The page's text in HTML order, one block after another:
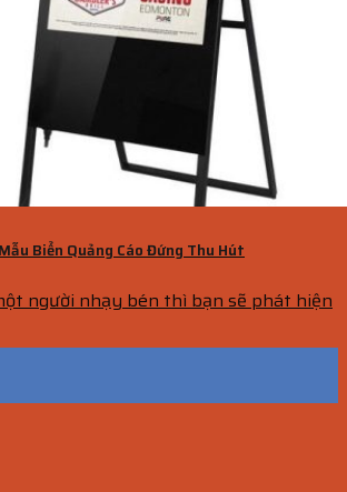
Biển Quảng Cáo Đứng Thu Hút
người nhạy bén thì bạn sẽ phát hiện